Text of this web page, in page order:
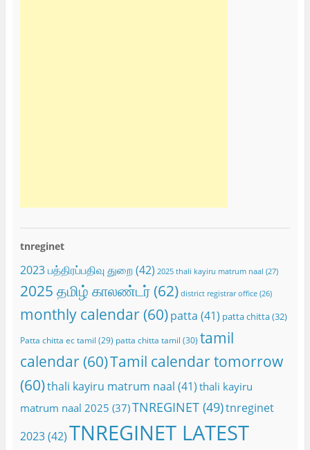
tnreginet
2023 பத்திரப்பதிவு துறை(42) 2025 thali kayiru matrum naal (27)
2025 தமிழ் காலண்டர்(62) district registrar office(26)
monthly calendar(60) patta (41) patta chitta(32)
Patta chitta ec tamil (29) patta chitta tamil (30) tamil
calendar(60)Tamil calendar tomorrow
(60)thali kayiru matrum naal (41) thali kayiru
matrum naal 2025 (37)TNREGINET(49)tnreginet
2023(42)TNREGINET LATEST